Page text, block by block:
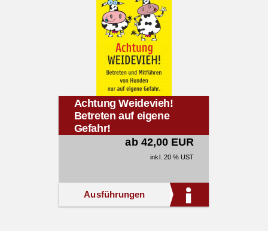
Achtung Weidevieh!
Betreten auf eigene
Gefahr!
ab 42,00 EUR
inkl. 20 % UST
Ausführungen